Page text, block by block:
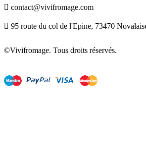
 contact@vivifromage.com
 95 route du col de l'Epine, 73470
©Vivifromage. Tous droits réservés.